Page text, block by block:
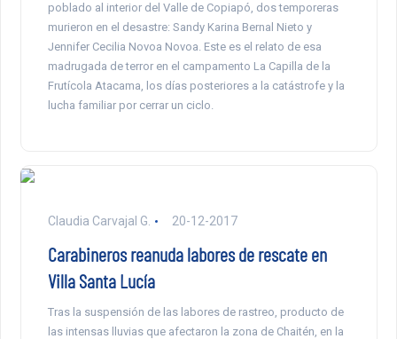
poblado al interior del Valle de Copiapó, dos temporeras
murieron en el desastre: Sandy Karina Bernal Nieto y
Jennifer Cecilia Novoa Novoa. Este es el relato de esa
madrugada de terror en el campamento La Capilla de la
Frutícola Atacama, los días posteriores a la catástrofe y la
lucha familiar por cerrar un ciclo.
Claudia Carvajal G. 20-12-2017
Carabineros reanuda labores de rescate en
Villa Santa Lucía
Tras la suspensión de las labores de rastreo, producto de
las intensas lluvias que afectaron la zona de Chaitén, en la